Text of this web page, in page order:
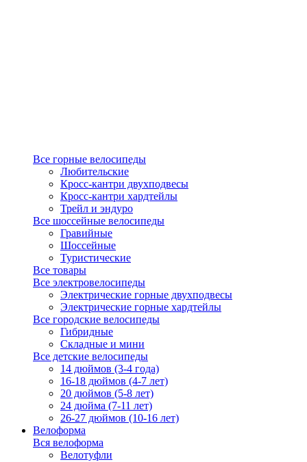
Все горные велосипеды
Любительские
Кросс-кантри двухподвесы
Кросс-кантри хардтейлы
Трейл и эндуро
Все шоссейные велосипеды
Гравийные
Шоссейные
Туристические
Все товары
Все электровелосипеды
Электрические горные двухподвесы
Электрические горные хардтейлы
Все городские велосипеды
Гибридные
Складные и мини
Все детские велосипеды
14 дюймов (3-4 года)
16-18 дюймов (4-7 лет)
20 дюймов (5-8 лет)
24 дюйма (7-11 лет)
26-27 дюймов (10-16 лет)
Велоформа
Вся велоформа
Велотуфли